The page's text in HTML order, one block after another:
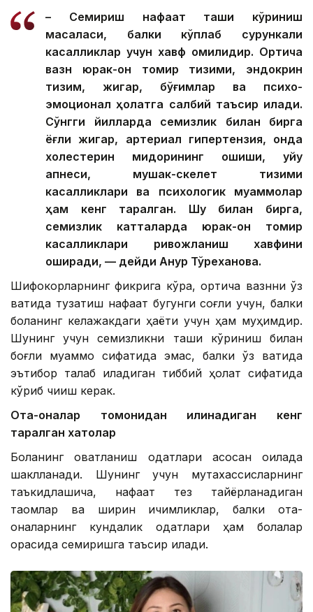
– Семириш нафақат ташқи кўриниш
масаласи, балки кўплаб сурункали
касалликлар учун хавф омилидир. Ортиқча
вазн юрак-қон томир тизими, эндокрин
тизим, жигар, бўғимлар ва психо-
эмоционал ҳолатга салбий таъсир қилади.
Сўнгги йилларда семизлик билан бирга
ёғли жигар, артериал гипертензия, қонда
холестерин миқдорининг ошиши, уйқу
апнеси, мушак-скелет тизими
касалликлари ва психологик муаммолар
ҳам кенг тарқалган. Шу билан бирга,
семизлик катталарда юрак-қон томир
касалликлари ривожланиш хавфини
оширади, — дейди Ақнур Тўреханова.
Шифокорларнинг фикрига кўра, ортиқча вазнни ўз
вақтида тузатиш нафақат бугунги соғлиқ учун, балки
боланинг келажакдаги ҳаёти учун ҳам муҳимдир.
Шунинг учун семизликни ташқи кўриниш билан
боғлиқ муаммо сифатида эмас, балки ўз вақтида
эътибор талаб қиладиган тиббий ҳолат сифатида
кўриб чиқиш керак.
Ота-оналар томонидан қилинадиган кенг
тарқалган хатолар
Боланинг овқатланиш одатлари асосан оилада
шаклланади. Шунинг учун мутахассисларнинг
таъкидлашича, нафақат тез тайёрланадиган
таомлар ва ширин ичимликлар, балки ота-
оналарнинг кундалик одатлари ҳам болалар
орасида семиришга таъсир қилади.